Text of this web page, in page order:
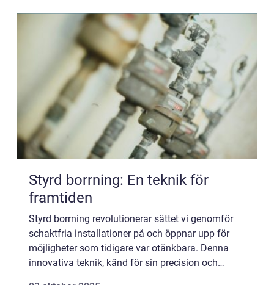
Styrd borrning: En teknik för
framtiden
Styrd borrning revolutionerar sättet vi genomför
schaktfria installationer på och öppnar upp för
möjligheter som tidigare var otänkbara. Denna
innovativa teknik, känd för sin precision och